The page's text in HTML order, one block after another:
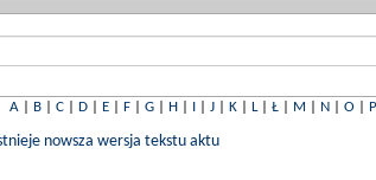
A| B| C| D| E| F| G| H| I| J| K| L| Ł| M N| O| P
nowsza wersja tekstu aktu